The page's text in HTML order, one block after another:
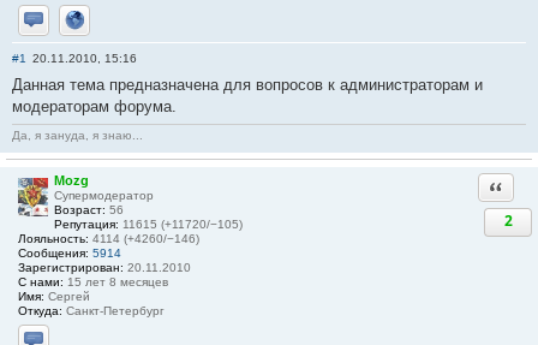
Отправить личное сообщение
Сайт
#1 20.11.2010, 15:16
Данная тема предназначена для вопросов к администраторам и
модераторам форума.
Да, я зануда, я знаю...
Mozg
Супермодератор
Возраст: 56
Репутация: 11615 (+11720/−105)
Лояльность: 4114 (+4260/−146)
Сообщения: 5914
Зарегистрирован: 20.11.2010
С нами: 15 лет 8 месяцев
Имя: Сергей
Откуда: Санкт-Петербург
2